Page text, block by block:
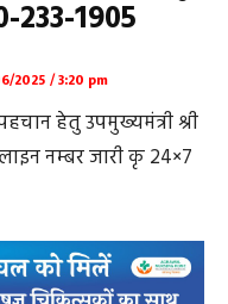
233-1905
2025 / 3:20 pm
हेतु उपमुख्यमंत्री श्री
नम्बर जारी कृ 24×7